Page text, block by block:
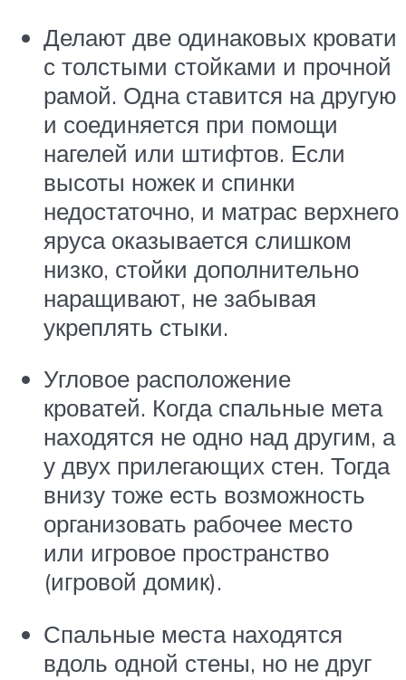
Делают две одинаковых кровати
с толстыми стойками и прочной
рамой. Одна ставится на другую
и соединяется при помощи
нагелей или штифтов. Если
высоты ножек и спинки
недостаточно, и матрас верхнего
яруса оказывается слишком
низко, стойки дополнительно
наращивают, не забывая
укреплять стыки.
Угловое расположение
кроватей. Когда спальные мета
находятся не одно над другим, а
у двух прилегающих стен. Тогда
внизу тоже есть возможность
организовать рабочее место
или игровое пространство
(игровой домик).
Спальные места находятся
вдоль одной стены, но не друг